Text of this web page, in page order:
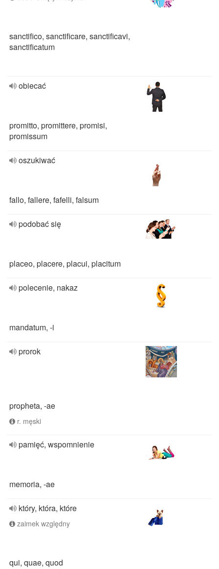
sanctifico, sanctificare, sanctificavi,
sanctificatum
obiecać
promitto, promittere, promisi,
promissum
oszukiwać
fallo, fallere, fafelli, falsum
podobać się
placeo, placere, placui, placitum
polecenie, nakaz
mandatum, -i
prorok
propheta, -ae
r. męski
pamięć, wspomnienie
memoria, -ae
który, która, które
zaimek względny
qui, quae, quod